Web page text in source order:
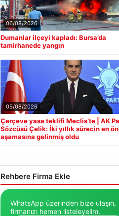
06/08/2026
Dumanlar ilçeyi kapladı: Bursa’da
tamirhanede yangın
05/08/2026
Çerçeve yasa teklifi Meclis’te | AK
Sözcüsü Çelik: İki yıllık sürecin en
aşamasına gelinmiş oldu
Rehbere Firma Ekle
WhatsApp üzerinden bize ulaşın,
firmanızı hemen listeleyelim.